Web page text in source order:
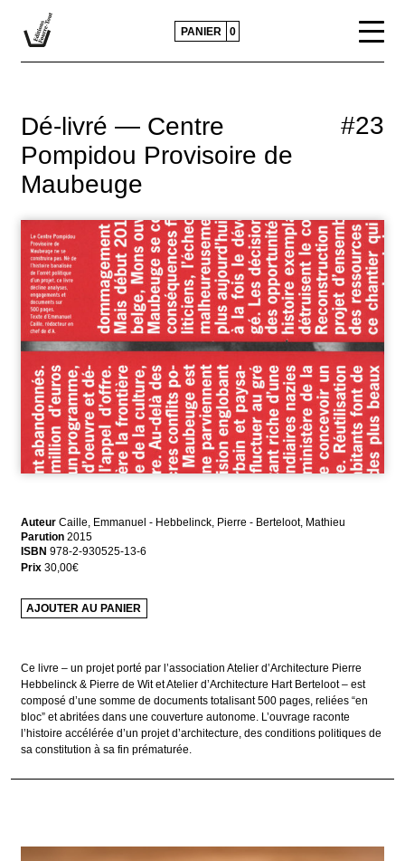
CONTACTS ET DIFFUSION
POLITIQUE ÉDITORIALE
PRESSE
PANIER 0
Dé-livré — Centre
Pompidou Provisoire de
Maubeuge
#23
Auteur Caille, Emmanuel - Hebbelinck, Pierre - Berteloot, Mathieu
Parution 2015
ISBN 978-2-930525-13-6
Prix 30,00€
AJOUTER AU PANIER
Ce livre – un projet porté par l’association Atelier d’Architecture Pierre
Hebbelinck & Pierre de Wit et Atelier d’Architecture Hart Berteloot – est
composé d’une somme de documents totalisant 500 pages, reliées “en
bloc” et abritées dans une couverture autonome. L’ouvrage raconte
l’histoire accélérée d’un projet d’architecture, des conditions politiques de
sa constitution à sa fin prématurée.